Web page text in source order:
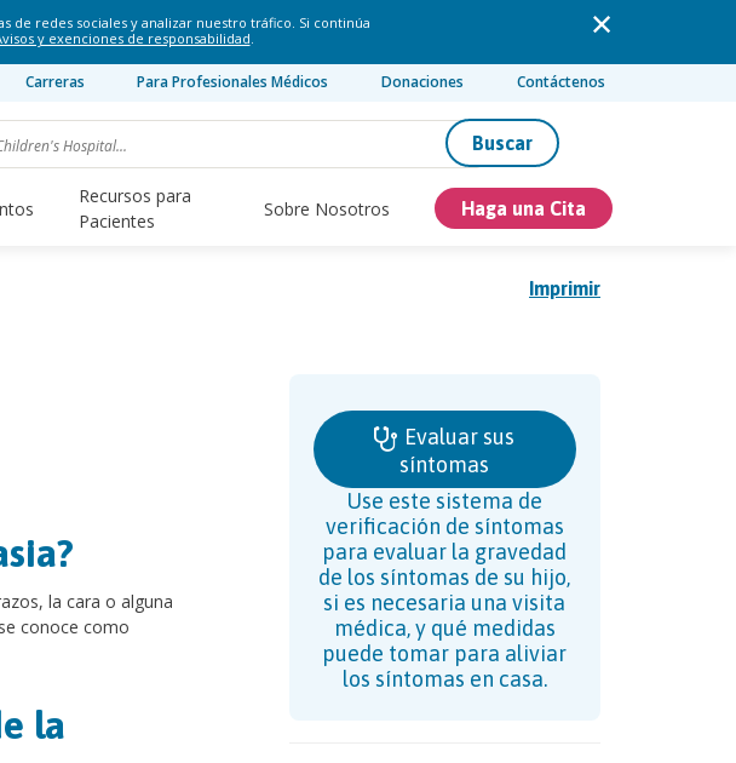
de redes sociales y analizar nuestro tráfico. Si continúa
y exenciones de responsabilidad.
Carreras Para Profesionales Médicos Donaciones Contáctenos
Buscar
Recursos para
Pacientes
Sobre Nosotros Haga una Cita
Imprimir
la cara o alguna
conoce como
la
Evaluar sus
síntomas
Use este sistema de
verificación de síntomas
para evaluar la gravedad
de los síntomas de su hijo,
si es necesaria una visita
médica, y qué medidas
puede tomar para aliviar
los síntomas en casa.